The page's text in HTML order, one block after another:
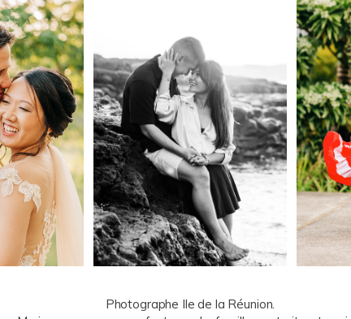
Photographe Ile de la Réunion.